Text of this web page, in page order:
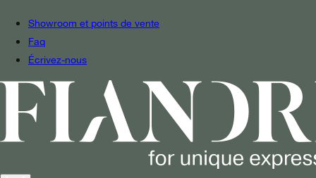
Showroom et points de vente
Faq
Écrivez-nous